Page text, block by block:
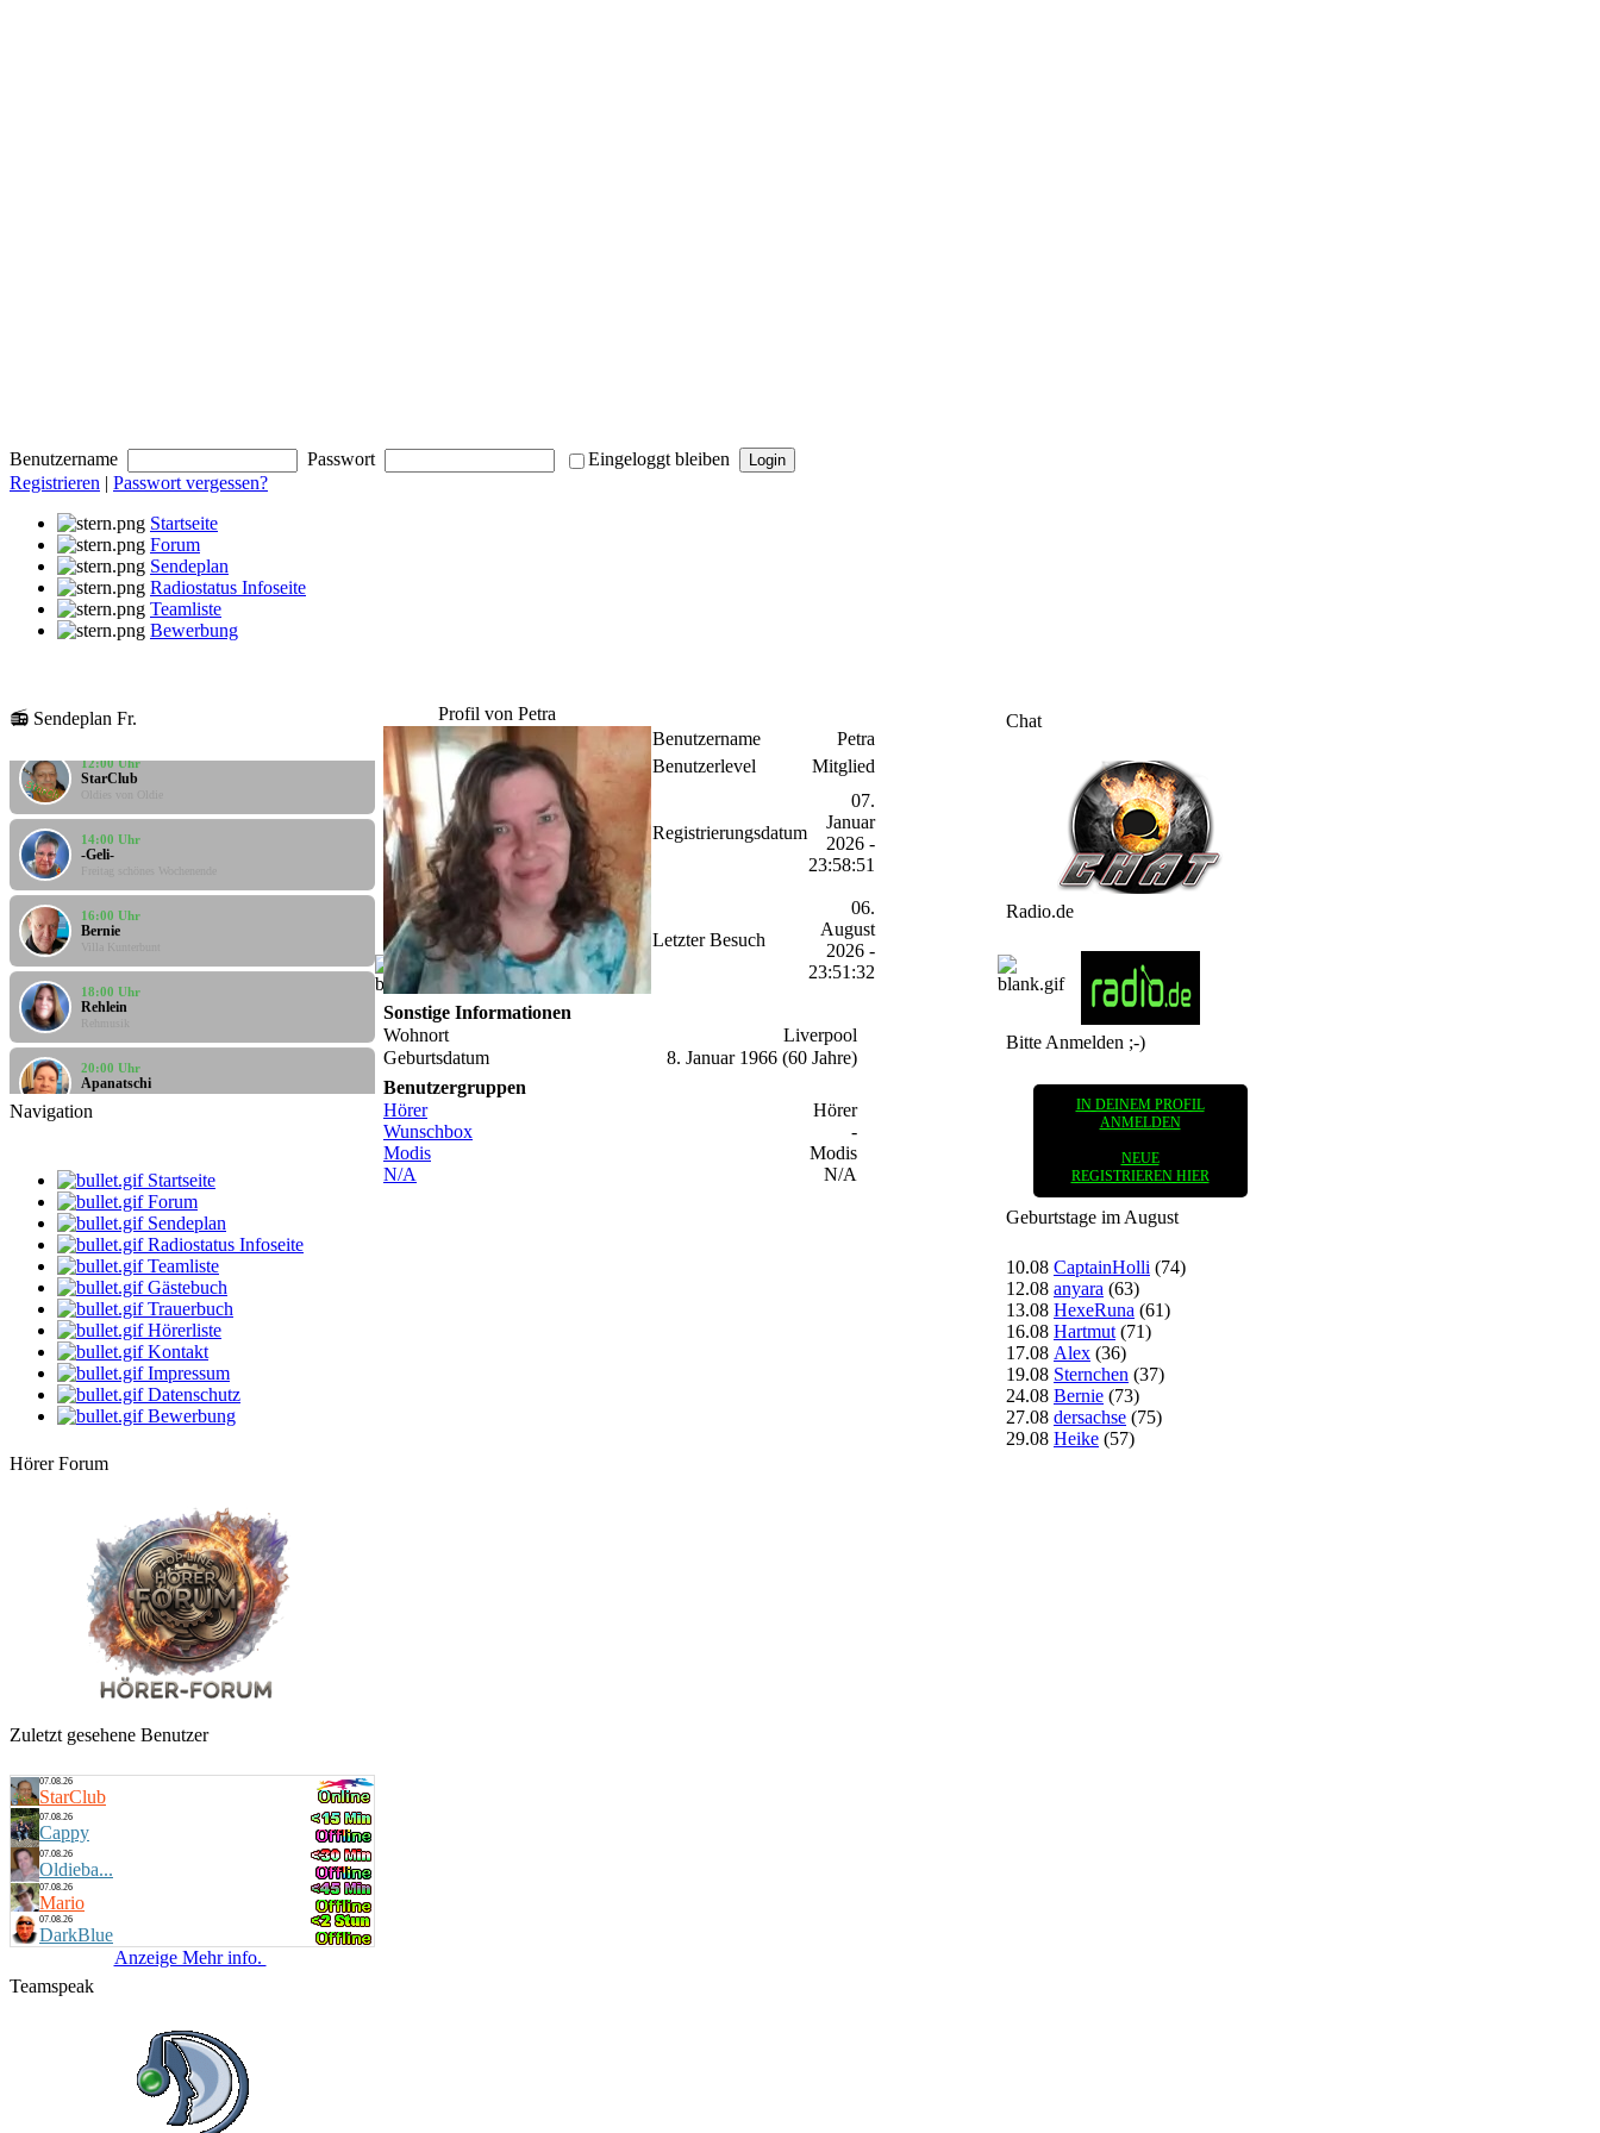
Benutzername Passwort
Eingeloggt bleiben
Registrieren | Passwort vergessen?
Startseite
Forum
Sendeplan
Radiostatus Infoseite
Teamliste
Bewerbung
📻 Sendeplan Fr.
Santis Musicbox
StarClub
14:00 Uhr
-Geli-
16:00 Uhr
Bernie
Villa Kunterbunt
18:00 Uhr
Rehlein
20:00 Uhr
Apanatschi
Feierabend
12:00 Uhr
StarClub
Oldies von Oldie
14:00 Uhr
-Geli-
Freitag schönes Wochenende
16:00 Uhr
Bernie
Villa Kunterbunt
Rehlein
Rehmusik
Apanatschi
Feierabend
Navigation
Startseite
Forum
Sendeplan
Radiostatus Infoseite
Teamliste
Gästebuch
Trauerbuch
Hörerliste
Kontakt
Impressum
Datenschutz
Bewerbung
Hörer Forum
Zuletzt gesehene Benutzer
07.08.26
StarClub
07.08.26
Cappy
07.08.26
Oldieba...
07.08.26
Mario
07.08.26
DarkBlue
Anzeige Mehr info.
Teamspeak
Profil von Petra
Benutzername
Petra
Benutzerlevel
Mitglied
Registrierungsdatum
07.
Januar
2026 -
23:58:51
Letzter Besuch
06.
August
2026 -
23:51:32
Sonstige Informationen
Wohnort
Liverpool
Geburtsdatum
8. Januar 1966 (60 Jahre)
Benutzergruppen
Hörer
Hörer
Wunschbox
-
Modis
Modis
N/A
N/A
Chat
Radio.de
Bitte Anmelden ;-)
IN DEINEM PROFIL
ANMELDEN
NEUE
REGISTRIEREN HIER
Geburtstage im August
10.08 CaptainHolli (74)
12.08 anyara (63)
13.08 HexeRuna (61)
16.08 Hartmut (71)
17.08 Alex (36)
19.08 Sternchen (37)
24.08 Bernie (73)
27.08 dersachse (75)
29.08 Heike (57)